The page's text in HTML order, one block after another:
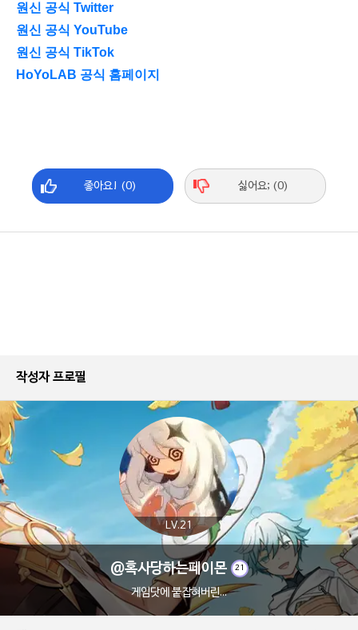
원신 공식 Twitter
원신 공식 YouTube
원신 공식 TikTok
HoYoLAB 공식 홈페이지
좋아요! (0) 싫어요; (0)
작성자 프로필
LV.21
@혹사당하는페이몬 21
게임닷에 붙잡혀버린...